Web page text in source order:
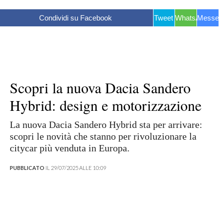
Condividi su Facebook Tweet WhatsApp
Scopri la nuova Dacia Sandero
Hybrid: design e motorizzazione
La nuova Dacia Sandero Hybrid sta per arrivare:
scopri le novità che stanno per rivoluzionare la
citycar più venduta in Europa.
PUBBLICATO IL 29/07/2025 ALLE 10:09